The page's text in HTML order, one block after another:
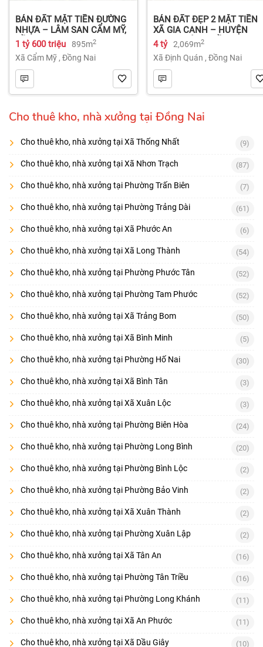
BÁN ĐẤT MẶT TIỀN ĐƯỜNG
NHỰA – LÂM SAN CẨM MỸ,
ĐỒNG NAI.
1 tỷ 600 triệu 895m2
Xã Cẩm Mỹ , Đồng Nai
BÁN ĐẤT ĐẸP 2 MẶT TIỀN
XÃ GIA CANH – HUYỆN
ĐỊNH QUÁN – ĐỒNG NAI dt
2.069m² 4 tỷ
4 tỷ 2,069m2
Xã Định Quán , Đồng Nai
Cho thuê kho, nhà xưởng tại Đồng Nai
Cho thuê kho, nhà xưởng tại Xã Thống Nhất (9)
Cho thuê kho, nhà xưởng tại Xã Nhơn Trạch (87)
Cho thuê kho, nhà xưởng tại Phường Trấn Biên (7)
Cho thuê kho, nhà xưởng tại Phường Trảng Dài (61)
Cho thuê kho, nhà xưởng tại Xã Phước An (6)
Cho thuê kho, nhà xưởng tại Xã Long Thành (54)
Cho thuê kho, nhà xưởng tại Phường Phước Tân (52)
Cho thuê kho, nhà xưởng tại Phường Tam Phước (52)
Cho thuê kho, nhà xưởng tại Xã Trảng Bom (50)
Cho thuê kho, nhà xưởng tại Xã Bình Minh (5)
Cho thuê kho, nhà xưởng tại Phường Hố Nai (30)
Cho thuê kho, nhà xưởng tại Xã Bình Tân (3)
Cho thuê kho, nhà xưởng tại Xã Xuân Lộc (3)
Cho thuê kho, nhà xưởng tại Phường Biên Hòa (24)
Cho thuê kho, nhà xưởng tại Phường Long Bình (20)
Cho thuê kho, nhà xưởng tại Phường Bình Lộc (2)
Cho thuê kho, nhà xưởng tại Phường Bảo Vinh (2)
Cho thuê kho, nhà xưởng tại Xã Xuân Thành (2)
Cho thuê kho, nhà xưởng tại Phường Xuân Lập (2)
Cho thuê kho, nhà xưởng tại Xã Tân An (16)
Cho thuê kho, nhà xưởng tại Phường Tân Triều (16)
Cho thuê kho, nhà xưởng tại Phường Long Khánh (11)
Cho thuê kho, nhà xưởng tại Xã An Phước (11)
Cho thuê kho, nhà xưởng tại Xã Dầu Giây (10)